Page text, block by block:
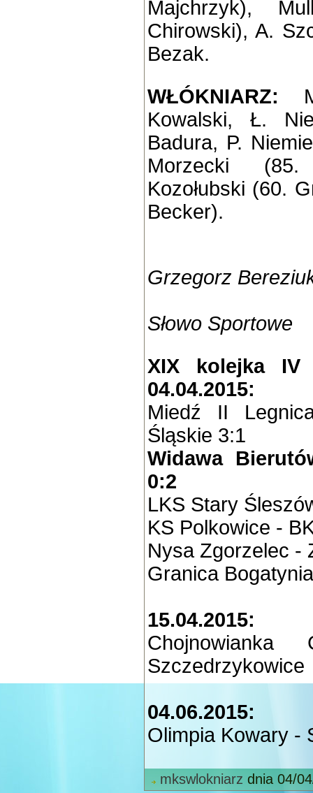
Majchrzyk),
Chirowski), A.
Bezak.
WŁÓKNIARZ:
Kowalski, Ł.
Badura, P.
Morzecki
Kozołubski (60.
Becker).
Grzegorz
Słowo Sportowe
XIX kolejka
04.04.2015:
Miedź II
Śląskie 3:1
Widawa
0:2
LKS Stary
KS Polkowice -
Nysa Zgorzelec -
Granica
15.04.2015:
Szczedrzykowice
04.06.2015:
Olimpia Kowary -
mkswlokniarz dnia 04/